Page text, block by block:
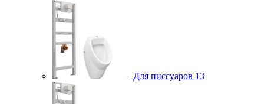
Для писсуаров 13